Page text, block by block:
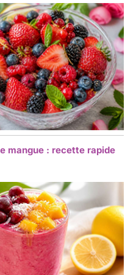
mangue : recette rapide